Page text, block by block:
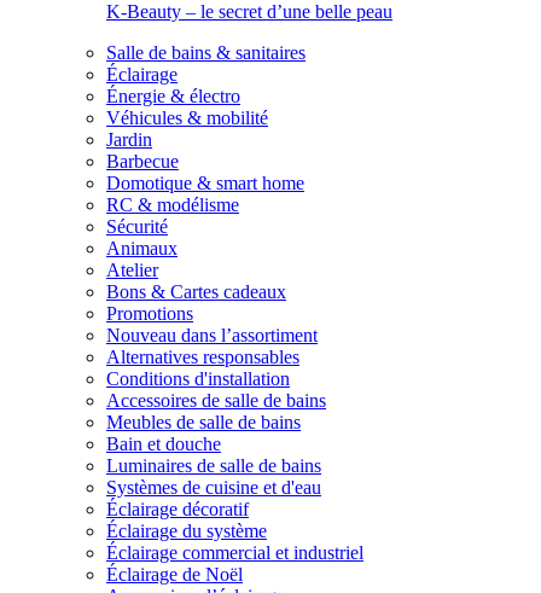
K-Beauty – le secret d’une belle peau
Salle de bains & sanitaires
Éclairage
Énergie & électro
Véhicules & mobilité
Jardin
Barbecue
Domotique & smart home
RC & modélisme
Sécurité
Animaux
Atelier
Bons & Cartes cadeaux
Promotions
Nouveau dans l’assortiment
Alternatives responsables
Conditions d'installation
Accessoires de salle de bains
Meubles de salle de bains
Bain et douche
Luminaires de salle de bains
Systèmes de cuisine et d'eau
Éclairage décoratif
Éclairage du système
Éclairage commercial et industriel
Éclairage de Noël